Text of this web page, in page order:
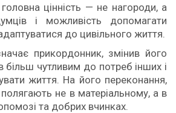
цінність — не нагороди, а
і можливість допомагати
до цивільного життя.
прикордонник, змінив його
більш чутливим до потреб інших і
життя. На його переконання,
полягають не в матеріальному, а в
та добрих вчинках.